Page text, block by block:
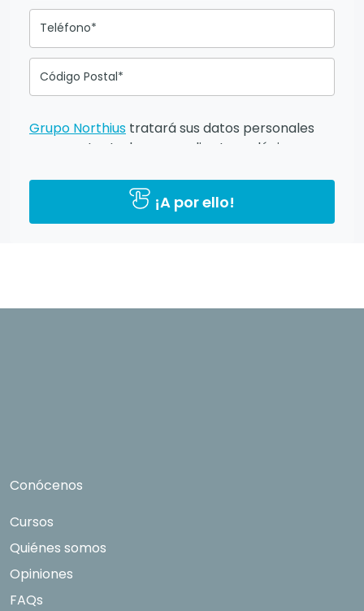
Teléfono*
Código Postal*
Grupo Northius tratará sus datos personales
para contactarle por medios tecnológicos,
con el fin de ofrecerle información del
programa formativo seleccionado o de otros
directamente relacionados con el interés
Grupo Northius, con el objeto de que estas
¡A por ello!
Conócenos
Cursos
Quiénes somos
Opiniones
FAQs